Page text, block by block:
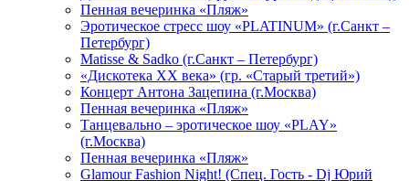
Пенная вечеринка «Пляж»
Эротическое стресс шоу «PLATINUM» (г.Санкт –
Петербург)
Matisse & Sadko (г.Санкт – Петербург)
«Дискотека ХХ века» (гр. «Старый третий»)
Концерт Антона Зацепина (г.Москва)
Пенная вечеринка «Пляж»
Танцевально – эротическое шоу «PLAY»
(г.Москва)
Пенная вечеринка «Пляж»
Glamour Fashion Night! (Спец. Гость - Dj Юрий